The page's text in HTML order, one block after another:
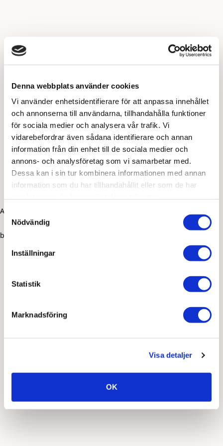
Denna webbplats använder cookies
Vi använder enhetsidentifierare för att anpassa innehållet
och annonserna till användarna, tillhandahålla funktioner
för sociala medier och analysera vår trafik. Vi
vidarebefordrar även sådana identifierare och annan
information från din enhet till de sociala medier och
annons- och analysföretag som vi samarbetar med.
Dessa kan i sin tur kombinera informationen med annan
information som du har tillhandahållit eller som de har
Samtyckesval
Nödvändig
Inställningar
Statistik
Marknadsföring
Visa detaljer
OK
Application error: a client-side exception has occurred (see the
browser console for more information)